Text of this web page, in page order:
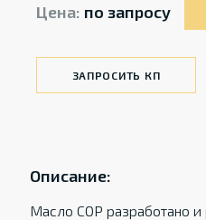
Цена: по запросу
ЗАПРОСИТЬ КП
Описание:
Масло COP разработано